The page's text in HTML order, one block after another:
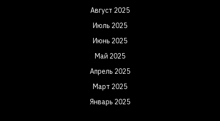
Август 2025
Июль 2025
Июнь 2025
Май 2025
Апрель 2025
Март 2025
Январь 2025